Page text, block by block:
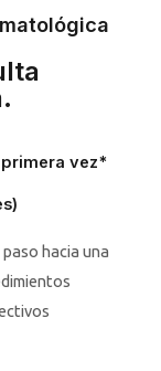
vez*
hacia una